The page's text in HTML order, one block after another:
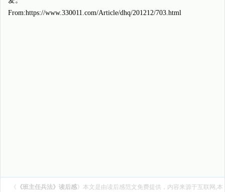
From:https://www.330011.com/Article/dhq/201212/703.html
《 《班主任兵法》读后感》本文是由读后感范文免费提供，内容来源于互联网,本